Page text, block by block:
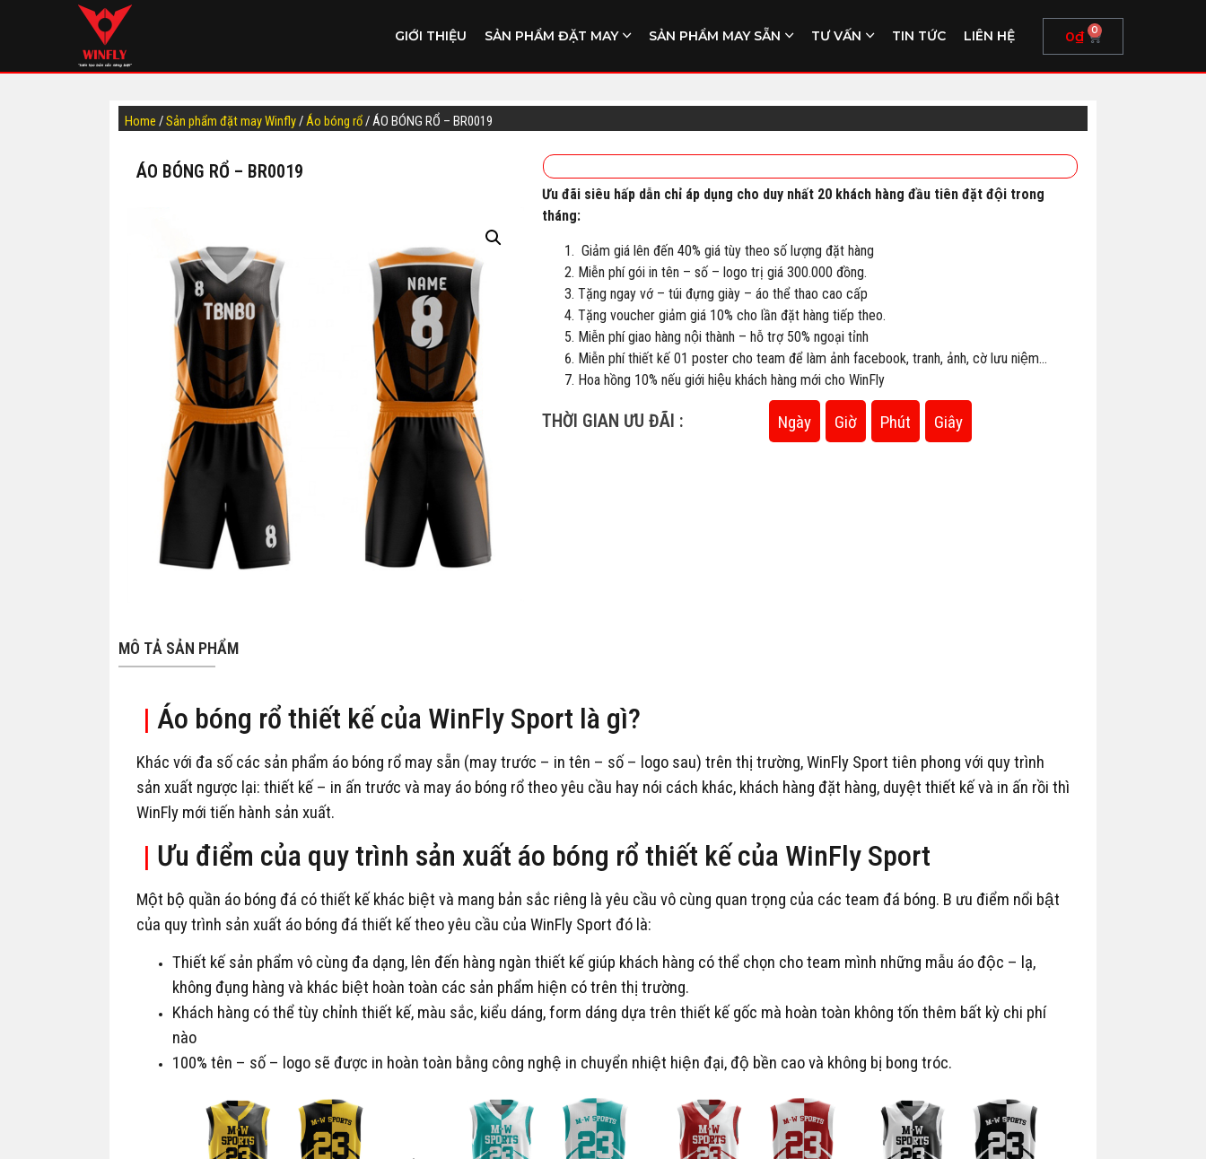
GIỚI THIỆU SẢN PHẨM ĐẶT MAY SẢN PHẨM MAY SẴN TƯ VẤN TIN TỨC LIÊN HỆ 0₫ 0
Home /Sản phẩm đặt may Winfly/Áo bóng rổ/ ÁO BÓNG RỔ – BR0019
ÁO BÓNG RỔ – BR0019
Ưu đãi siêu hấp dẫn chỉ áp dụng cho duy nhất 20 khách hàng đầu tiên đặt đội trong
tháng:
Giảm giá lên đến 40% giá tùy theo số lượng đặt hàng
Miễn phí gói in tên – số – logo trị giá 300.000 đồng.
Tặng ngay vớ – túi đựng giày – áo thể thao cao cấp
Tặng voucher giảm giá 10% cho lần đặt hàng tiếp theo.
Miễn phí giao hàng nội thành – hỗ trợ 50% ngoại tỉnh
Miễn phí thiết kế 01 poster cho team để làm ảnh facebook, tranh, ảnh, cờ lưu niệm…
Hoa hồng 10% nếu giới hiệu khách hàng mới cho WinFly
THỜI GIAN ƯU ĐÃI : Ngày Giờ Phút Giây
MÔ TẢ SẢN PHẨM
| Áo bóng rổ thiết kế của WinFly Sport là gì?
Khác với đa số các sản phẩm áo bóng rổ may sẵn (may trước – in tên – số – logo sau) trên thị trường, WinFly Sport tiên phong với quy trình
sản xuất ngược lại: thiết kế – in ấn trước và may áo bóng rổ theo yêu cầu hay nói cách khác, khách hàng đặt hàng, duyệt thiết kế và in ấn rồi thì
WinFly mới tiến hành sản xuất.
| Ưu điểm của quy trình sản xuất áo bóng rổ thiết kế của WinFly Sport
Một bộ quần áo bóng đá có thiết kế khác biệt và mang bản sắc riêng là yêu cầu vô cùng quan trọng của các team đá bóng. B ưu điểm nổi bật
của quy trình sản xuất áo bóng đá thiết kế theo yêu cầu của WinFly Sport đó là:
Thiết kế sản phẩm vô cùng đa dạng, lên đến hàng ngàn thiết kế giúp khách hàng có thể chọn cho team mình những mẫu áo độc – lạ,
không đụng hàng và khác biệt hoàn toàn các sản phẩm hiện có trên thị trường.
Khách hàng có thể tùy chỉnh thiết kế, màu sắc, kiểu dáng, form dáng dựa trên thiết kế gốc mà hoàn toàn không tốn thêm bất kỳ chi phí
nào
100% tên – số – logo sẽ được in hoàn toàn bằng công nghệ in chuyển nhiệt hiện đại, độ bền cao và không bị bong tróc.